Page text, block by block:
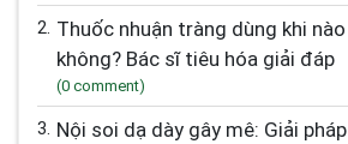
2. Thuốc nhuận tràng dùng khi nào và có an toàn
không? Bác sĩ tiêu hóa giải đáp
(0 comment)
3. Nội soi dạ dày gây mê: Giải pháp chẩn đoán và